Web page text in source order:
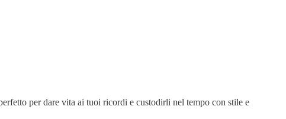
per dare vita ai tuoi ricordi e custodirli nel tempo con stile e